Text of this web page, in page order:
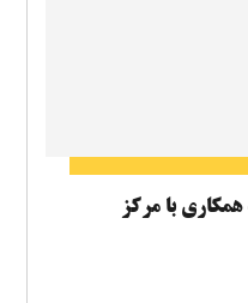
همکاری با مرکز